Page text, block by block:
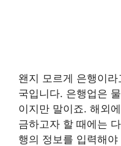
왠지 모르게 은행이
국입니다. 은행업은
이지만 말이죠. 해외
금하고자 할 때에는
행의 정보를 입력해